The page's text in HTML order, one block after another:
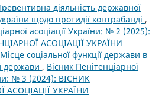
діяльність державної
щодо протидії контрабанді ,
асоціації України: № 2 (2025):
АСОЦІАЦІЇ УКРАЇНИ
Місце соціальної функції держави в
держави , Вісник Пенітенціарної
№ 3 (2024): ВІСНИК
АСОЦІАЦІЇ УКРАЇНИ